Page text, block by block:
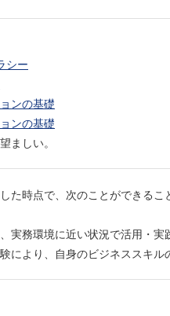
シー
ンの基礎
ンの基礎
ましい。
た時点で、次のことができるこ
実務環境に近い状況で活用・
により、自身のビジネススキ